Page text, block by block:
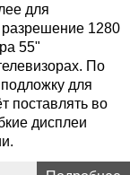
для
1280
55"
По
для
поставлять во
дисплеи